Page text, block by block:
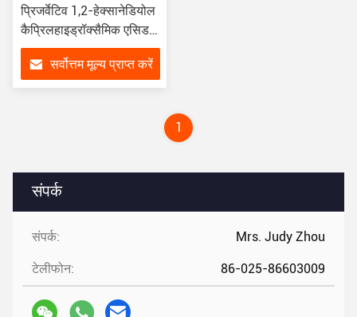
संपर्क
संपर्क: Mrs. Judy Zhou
टेलीफोन: 86-025-86603009
प्रिजर्वेटिव 1,2-हेक्सानेडियोल
कैप्रिलहाइड्रॉक्सैमिक एसिड
प्रोपेनेडिओल कैस 7377-03-
सर्वोत्तम मूल्य प्राप्त करें
1